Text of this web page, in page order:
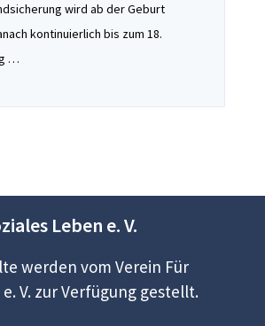
wird ab der Geburt
kontinuierlich bis zum 18.
…
Leben e. V.
werden vom Verein Für
V. zur Verfügung gestellt.